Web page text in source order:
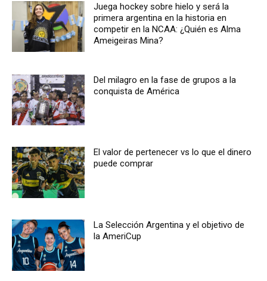
Juega hockey sobre hielo y será la
primera argentina en la historia en
competir en la NCAA: ¿Quién es Alma
Ameigeiras Mina?
Del milagro en la fase de grupos a la
conquista de América
El valor de pertenecer vs lo que el dinero
puede comprar
La Selección Argentina y el objetivo de
la AmeriCup